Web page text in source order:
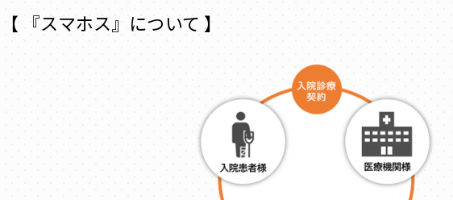
【 『スマホス』について 】